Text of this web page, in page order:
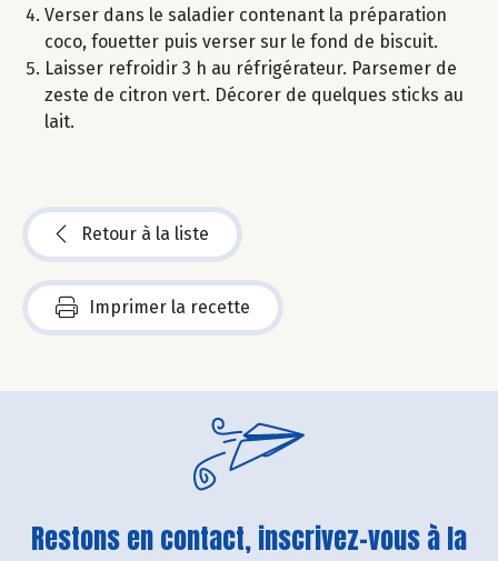
Verser dans le saladier contenant la préparation
coco, fouetter puis verser sur le fond de biscuit.
Laisser refroidir 3 h au réfrigérateur. Parsemer de
zeste de citron vert. Décorer de quelques sticks au
lait.
Retour à la liste
Imprimer la recette
Restons en contact, inscrivez-vous à la